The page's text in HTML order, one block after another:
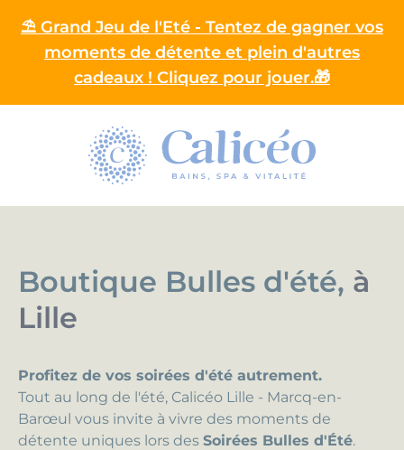
⛱️ Grand Jeu de l'Eté - Tentez de gagner vos
moments de détente et plein d'autres
cadeaux ! Cliquez pour jouer.🎁
Homepage
Boutique Bulles d'été, à
Lille
Profitez de vos soirées d'été autrement.
Tout au long de l'été, Calicéo Lille - Marcq-en-
Barœul vous invite à vivre des moments de
détente uniques lors des Soirées Bulles d'Été.